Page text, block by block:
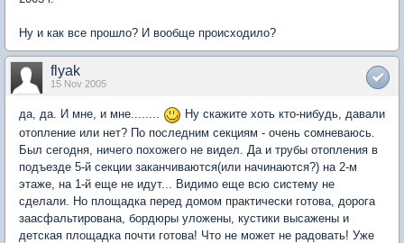
Ну и как все прошло? И вообще происходило?
flyak
15 Nov 2005
да, да. И мне, и мне........
Ну скажите хоть кто-нибудь, давали
отопление или нет? По последним секциям - очень сомневаюсь.
Был сегодня, ничего похожего не видел. Да и трубы отопления в
подъезде 5-й секции заканчиваются(или начинаются?) на 2-м
этаже, на 1-й еще не идут... Видимо еще всю систему не
сделали. Но площадка перед домом практически готова, дорога
заасфальтирована, бордюры уложены, кустики высажены и
детская площадка почти готова! Что не может не радовать! Уже